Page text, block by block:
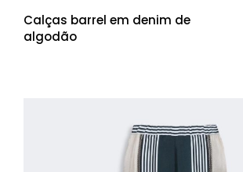
Calças barrel em denim de
algodão